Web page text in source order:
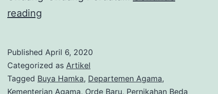
reading
Sebuah
Potret
Published April 6, 2020
Categorized as Artikel
Tagged Buya Hamka, Departemen Agama,
Kementerian Agama, Orde Baru, Pernikahan Beda